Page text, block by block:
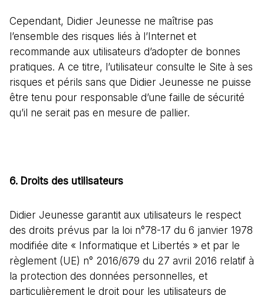
Cependant, Didier Jeunesse ne maîtrise pas
l’ensemble des risques liés à l’Internet et
recommande aux utilisateurs d’adopter de bonnes
pratiques. A ce titre, l’utilisateur consulte le Site à ses
risques et périls sans que Didier Jeunesse ne puisse
être tenu pour responsable d’une faille de sécurité
qu’il ne serait pas en mesure de pallier.
6. Droits des utilisateurs
Didier Jeunesse garantit aux utilisateurs le respect
des droits prévus par la loi n°78-17 du 6 janvier 1978
modifiée dite « Informatique et Libertés » et par le
règlement (UE) n° 2016/679 du 27 avril 2016 relatif à
la protection des données personnelles, et
particulièrement le droit pour les utilisateurs de